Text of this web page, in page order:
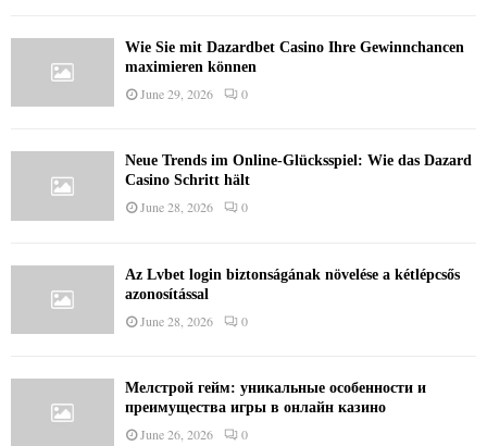
Wie Sie mit Dazardbet Casino Ihre Gewinnchancen
maximieren können
June 29, 2026 0
Neue Trends im Online-Glücksspiel: Wie das Dazard
Casino Schritt hält
June 28, 2026 0
Az Lvbet login biztonságának növelése a kétlépcsős
azonosítással
June 28, 2026 0
Мелстрой гейм: уникальные особенности и
преимущества игры в онлайн казино
June 26, 2026 0